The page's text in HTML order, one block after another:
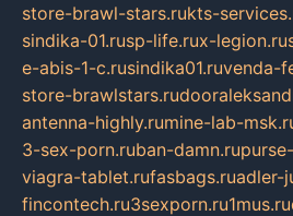
store-brawl-stars.rukts-
sindika-01.rusp-life.rux-legion.ru
e-abis-1-c.rusindika01.ruvenda-
store-brawlstars.ru
antenna-highly.rumine-lab-
3-sex-porn.ruban-damn.ru
viagra-tablet.rufasbags.ruadler-
fincontech.ru3sexporn.ru1mus.ru